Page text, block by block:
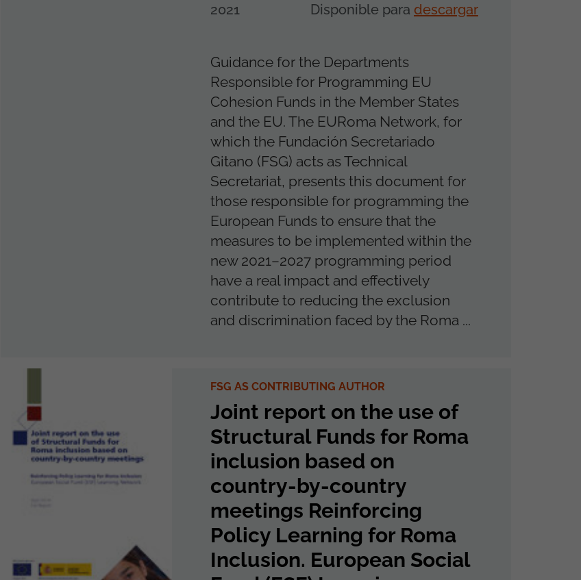
2021 Disponible para descargar
Guidance for the Departments
Responsible for Programming EU
Cohesion Funds in the Member States
and the EU. The EURoma Network, for
which the Fundación Secretariado
Gitano (FSG) acts as Technical
Secretariat, presents this document for
those responsible for programming the
European Funds to ensure that the
measures to be implemented within the
new 2021–2027 programming period
have a real impact and effectively
contribute to reducing the exclusion
and discrimination faced by the Roma ...
FSG AS CONTRIBUTING AUTHOR
Joint report on the use of
Structural Funds for Roma
inclusion based on
country-by-country
meetings Reinforcing
Policy Learning for Roma
Inclusion. European Social